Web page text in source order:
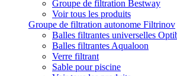
Groupe de filtration Bestway
Voir tous les produits
Groupe de filtration autonome Filtrinov
Balles filtrantes universelles
Balles filtrantes Aqualoon
Verre filtrant
Sable pour piscine